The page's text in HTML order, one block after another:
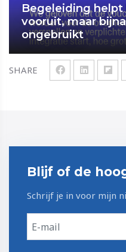
SHARE
Begeleiding
vooruit, maar
ongebruikt
Blijf of de
Schrijf je in voor mijn